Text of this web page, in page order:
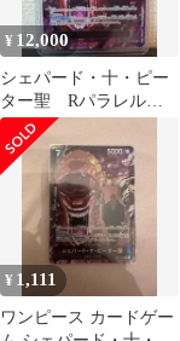
¥ 12,000
シェパード・十・ピー
ター聖 Rパラレル
赤箔
¥ 1,111
ワンピース カードゲー